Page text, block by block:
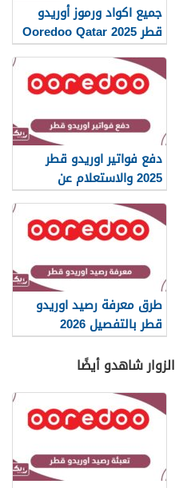
جميع اكواد ورموز أوريدو
قطر Ooredoo Qatar 2025
دفع فواتير اوريدو قطر
2025 والاستعلام عن
الفاتورة
طرق معرفة رصيد اوريدو
قطر بالتفصيل 2026
الزوار شاهدو أيضًا